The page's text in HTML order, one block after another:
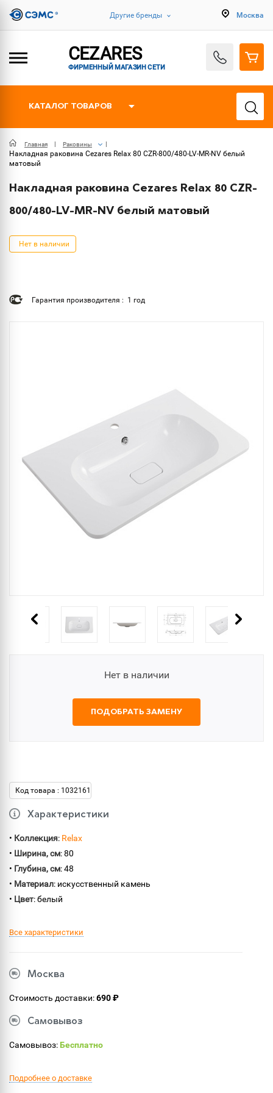
Другие бренды Москва
CEZARES
ФИРМЕННЫЙ МАГАЗИН СЕТИ
КАТАЛОГ ТОВАРОВ
Главная Раковины
Накладная раковина Cezares Relax 80 CZR-800/480-LV-MR-NV белый
матовый
Накладная раковина Cezares Relax 80 CZR-
800/480-LV-MR-NV белый матовый
Нет в наличии
Гарантия производителя : 1 год
Нет в наличии
ПОДОБРАТЬ ЗАМЕНУ
Код товара : 1032161
Характеристики
• Коллекция: Relax
• Ширина, см: 80
• Глубина, см: 48
• Материал: искусственный камень
• Цвет: белый
Все характеристики
Москва
Стоимость доставки:690 ₽
Самовывоз
Самовывоз:Бесплатно
Подробнее о доставке